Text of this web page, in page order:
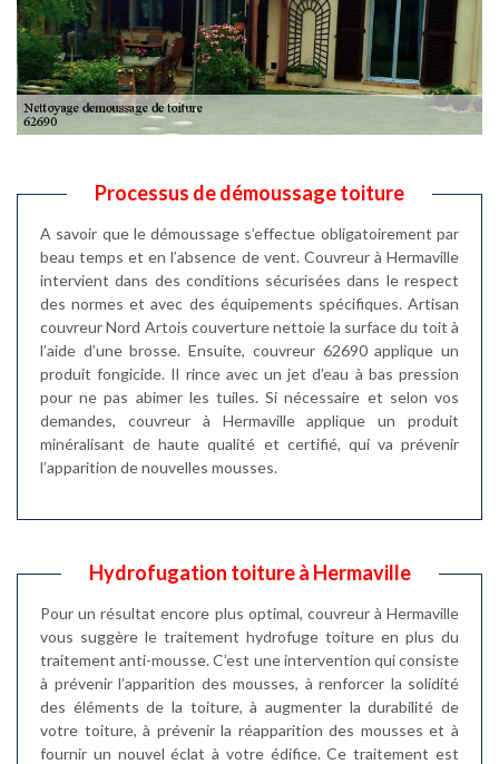
Processus de démoussage toiture
A savoir que le démoussage s’effectue obligatoirement par
beau temps et en l’absence de vent. Couvreur à Hermaville
intervient dans des conditions sécurisées dans le respect
des normes et avec des équipements spécifiques. Artisan
couvreur Nord Artois couverture nettoie la surface du toit à
l’aide d’une brosse. Ensuite, couvreur 62690 applique un
produit fongicide. Il rince avec un jet d’eau à bas pression
pour ne pas abimer les tuiles. Si nécessaire et selon vos
demandes, couvreur à Hermaville applique un produit
minéralisant de haute qualité et certifié, qui va prévenir
l’apparition de nouvelles mousses.
Hydrofugation toiture à Hermaville
Pour un résultat encore plus optimal, couvreur à Hermaville
vous suggère le traitement hydrofuge toiture en plus du
traitement anti-mousse. C’est une intervention qui consiste
à prévenir l’apparition des mousses, à renforcer la solidité
des éléments de la toiture, à augmenter la durabilité de
votre toiture, à prévenir la réapparition des mousses et à
fournir un nouvel éclat à votre édifice. Ce traitement est